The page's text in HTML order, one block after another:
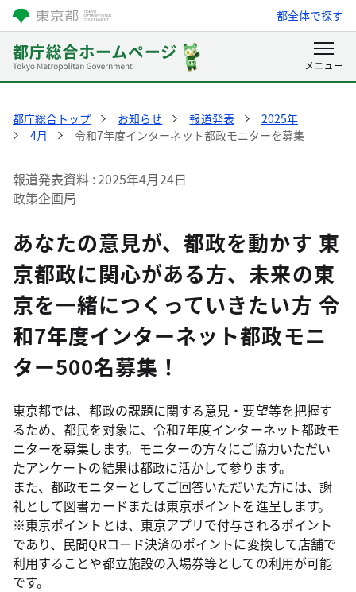
都全体で探す
都庁総合トップ お知らせ 報道発表
2025年
4月
令和7年度インターネット都政モニターを募集
報道発表資料 2025年4月24日
政策企画局
あなたの意見が、都政を動かす 東
京都政に関心がある方、未来の東
京を一緒につくっていきたい方 令
和7年度インターネット都政モニ
ター500名募集！
東京都では、都政の課題に関する意見・要望等を把握す
るため、都民を対象に、令和7年度インターネット都政モ
ニターを募集します。モニターの方々にご協力いただい
たアンケートの結果は都政に活かして参ります。
また、都政モニターとしてご回答いただいた方には、謝
礼として図書カードまたは東京ポイントを進呈します。
※東京ポイントとは、東京アプリで付与されるポイント
であり、民間QRコード決済のポイントに変換して店舗で
利用することや都立施設の入場券等としての利用が可能
です。